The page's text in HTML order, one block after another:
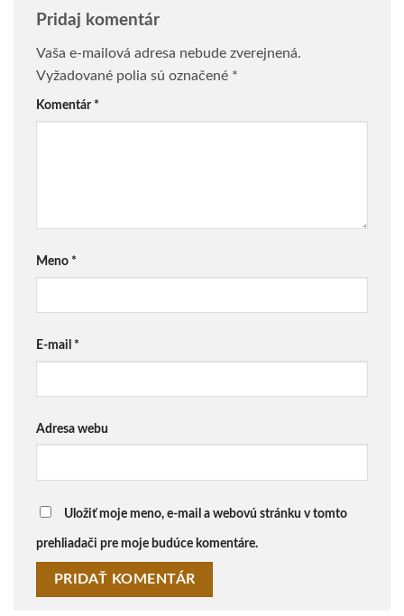
Pridaj komentár
Vaša e-mailová adresa nebude zverejnená.
Vyžadované polia sú označené *
Komentár *
Meno *
E-mail *
Adresa webu
Uložiť moje meno, e-mail a webovú stránku v tomto
prehliadači pre moje budúce komentáre.